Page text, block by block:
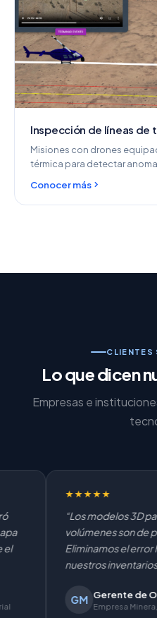
Inspección de líneas de
Misiones con drones
térmica para detectar
Conocer más
CLIENTES
Lo que dicen
Empresas e
★★★★★
“Los modelos 3D para
volúmenes son de
Eliminamos el error
nuestros inventarios.”
Gerente de
Empresa Minera,